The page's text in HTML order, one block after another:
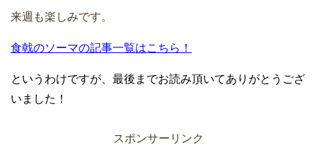
来週も楽しみです。
食戟のソーマの記事一覧はこちら！
というわけですが、最後までお読み頂いてありがとうござ
いました！
スポンサーリンク